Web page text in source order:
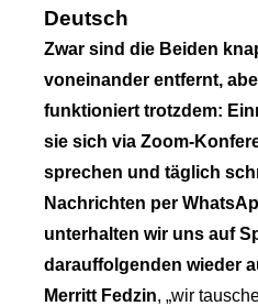
Deutsch
Zwar sind die Beiden
voneinander entfernt,
funktioniert trotzdem:
sie sich via Zoom-
sprechen und täglich
Nachrichten per
unterhalten wir uns auf
darauffolgenden wieder
Merritt Fedzin, „wir